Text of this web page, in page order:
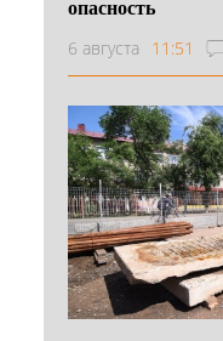
опасность
6 августа 11:51